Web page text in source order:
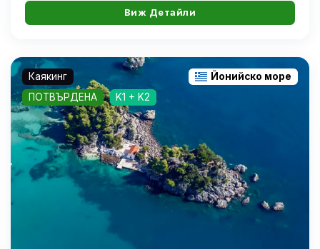
Виж Детайли
Каякинг
Йонийско море
ПОТВЪРДЕНА
K1 + K2